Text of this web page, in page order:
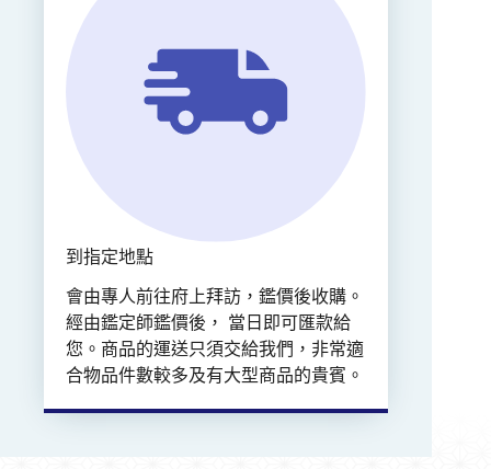
到指定地點
會由專人前往府上拜訪，鑑價後收購。
經由鑑定師鑑價後， 當日即可匯款給
您。商品的運送只須交給我們，非常適
合物品件數較多及有大型商品的貴賓。